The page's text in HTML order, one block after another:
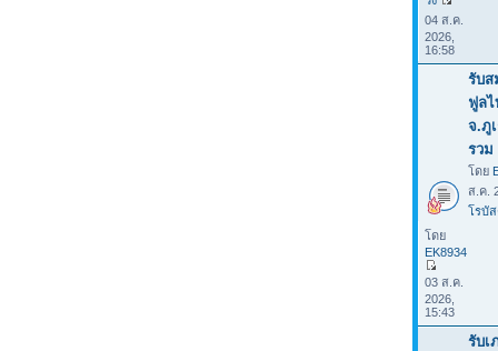
04 ส.ค.
2026,
16:58
รับส
ฟูล
จ.ภู
รวม
โดย
ส.ค.
โรบั
โดย
EK8934
03 ส.ค.
2026,
15:43
รับเ